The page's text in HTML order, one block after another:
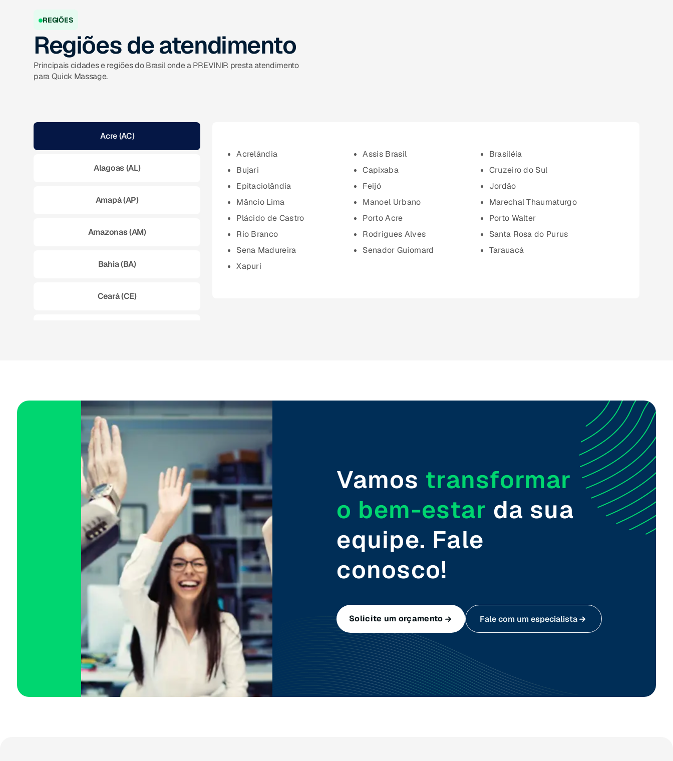
REGIÕES
Regiões de atendimento
Principais cidades e regiões do Brasil onde a PREVINIR presta atendimento
para Quick Massage.
Acre (AC)
Alagoas (AL)
Amapá (AP)
Amazonas (AM)
Bahia (BA)
Ceará (CE)
Mato Grosso (MT)
Pará (PA)
Paraíba (PB)
Paraná (PR)
pernambuco (PE)
Piauí (PI)
Rio de Janeiro (RJ)
Acrelândia Assis Brasil
Brasiléia
Bujari
Capixaba
Cruzeiro do Sul
Epitaciolândia
Feijó
Jordão
Mâncio Lima
Manoel Urbano
Marechal Thaumaturgo
Plácido de Castro
Porto Acre
Porto Walter
Rio Branco
Rodrigues Alves
Santa Rosa do Purus
Sena Madureira
Senador Guiomard
Tarauacá
Xapuri
Vamos transformar
o bem-estar da sua
equipe. Fale
conosco!
Solicite um orçamento Fale com um especialista